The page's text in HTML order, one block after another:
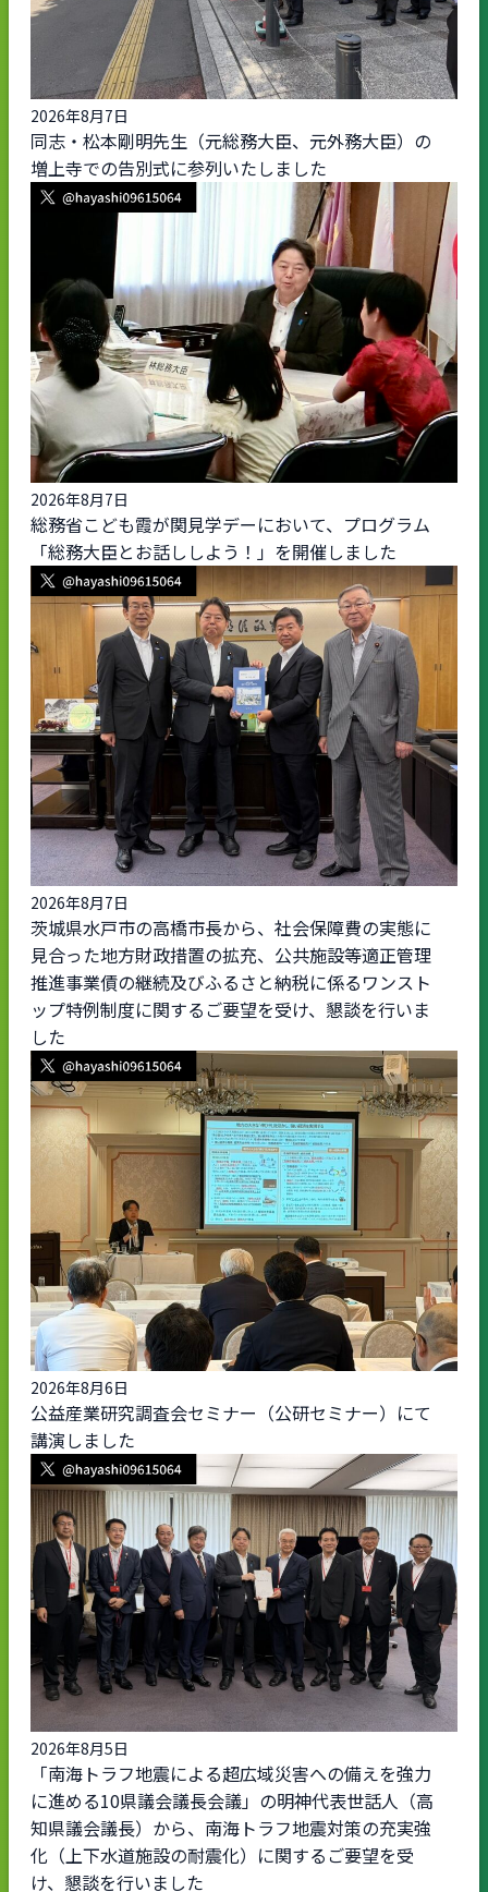
2026年8月7日
同志・松本剛明先生（元総務大臣、元外務大臣）の
増上寺での告別式に参列いたしました
2026年8月7日
総務省こども霞が関見学デーにおいて、プログラム
「総務大臣とお話ししよう！」を開催しました
2026年8月7日
茨城県水戸市の高橋市長から、社会保障費の実態に
見合った地方財政措置の拡充、公共施設等適正管理
推進事業債の継続及びふるさと納税に係るワンスト
ップ特例制度に関するご要望を受け、懇談を行いま
した
2026年8月6日
公益産業研究調査会セミナー（公研セミナー）にて
講演しました
2026年8月5日
「南海トラフ地震による超広域災害への備えを強力
に進める10県議会議長会議」の明神代表世話人（高
知県議会議長）から、南海トラフ地震対策の充実強
化（上下水道施設の耐震化）に関するご要望を受
け、懇談を行いました